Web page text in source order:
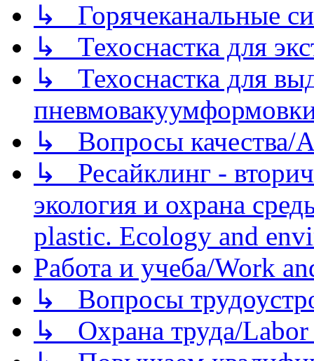
↳ Горячеканальные
↳ Техоснастка для
↳ Техоснастка для
↳ Вопросы качества/
↳ Ресайклинг -
экология и охрана
plastic. Ecology and
Работа и учеба/Work
↳ Вопросы
↳ Охрана труда/Labor